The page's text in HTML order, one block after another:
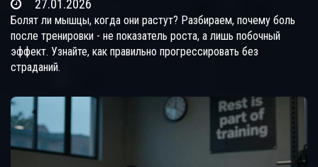
27.01.2026
Болят ли мышцы, когда они растут? Разбираем, почему боль
после тренировки - не показатель роста, а лишь побочный
эффект. Узнайте, как правильно прогрессировать без
страданий.